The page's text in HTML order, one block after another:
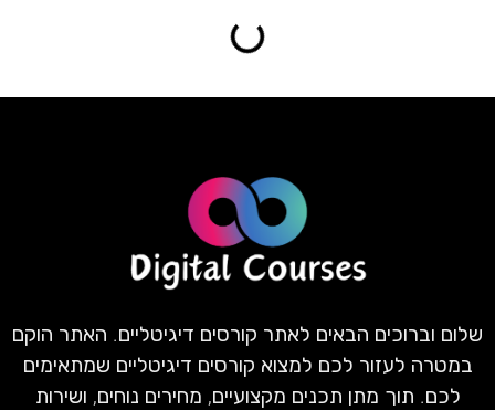
שלום וברוכים הבאים לאתר קורסים דיגיטליים. האתר הוקם
במטרה לעזור לכם למצוא קורסים דיגיטליים שמתאימים
לכם. תוך מתן תכנים מקצועיים, מחירים נוחים, ושירות